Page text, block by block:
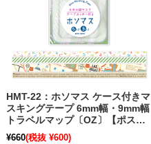
HMT-22：ホソマス ケース付きマ
スキングテープ 6mm幅・9mm幅
トラベルマップ〔OZ〕【ポスト
便不可】
¥660(税抜 ¥600)